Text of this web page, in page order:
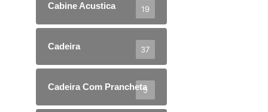
Cabine Acustica 19
Cadeira 37
Cadeira Com Prancheta
5